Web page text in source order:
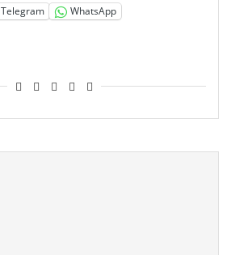
Telegram WhatsApp